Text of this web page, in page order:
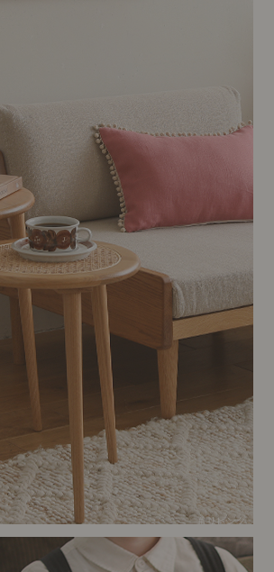
# リビング